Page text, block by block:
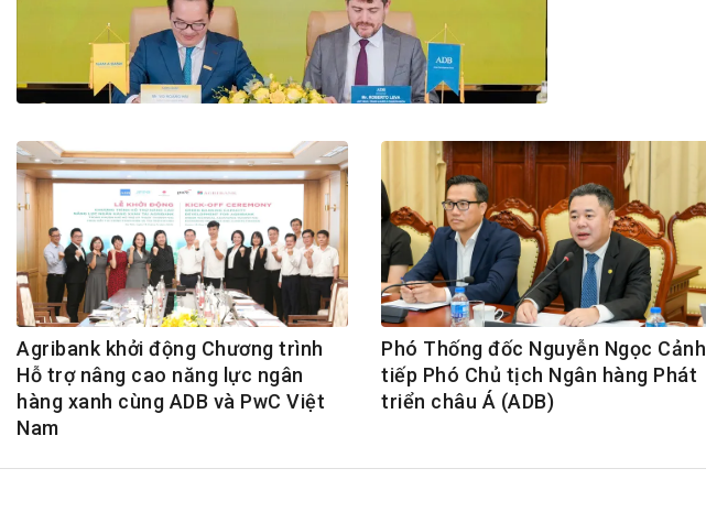
Bộ Chuẩn mực Đạo đức nghề nghiệp
Đấu giá tài sản
Thanh toán –Thẻ
Nhà quản trị
Cơ hội việc làm
GÓP Ý CHÍNH SÁCH
Dự thảo luật
Tư vấn – Hỏi đáp
Tra cứu văn bản
ĐẤU GIÁ TÀI SẢN
Agribank khởi động Chương trình
Hỗ trợ nâng cao năng lực ngân
hàng xanh cùng ADB và PwC Việt
Nam
Phó Thống đốc Nguyễn Ngọc Cảnh
tiếp Phó Chủ tịch Ngân hàng Phát
triển châu Á (ADB)